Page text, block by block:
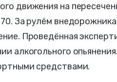
движения на
За рулём
Проведённая
алкогольного
средствами.